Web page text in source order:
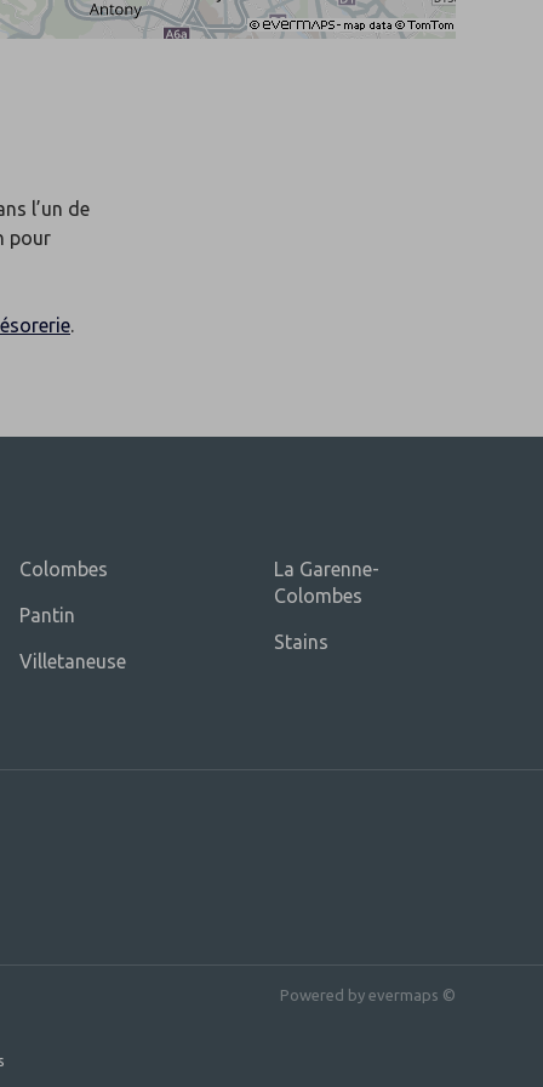
l’un de
pour
.
Colombes
Pantin
Villetaneuse
La Garenne-
Colombes
Stains
Powered by evermaps ©